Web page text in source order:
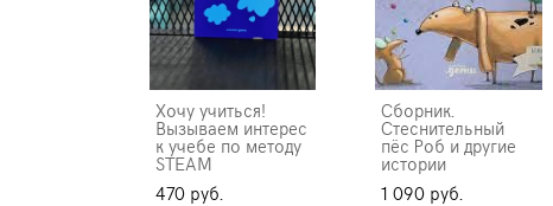
Хочу учиться!
Вызываем интерес
к учебе по методу
STEAM
470 pуб.
Сборник.
Стеснительный
пёс Роб и другие
истории
1 090 pуб.